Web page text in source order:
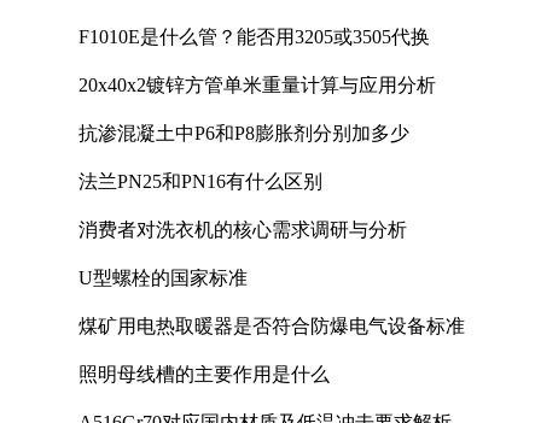
F1010E是什么管？能否用3205或3505代换
20x40x2镀锌方管单米重量计算与应用分析
抗渗混凝土中P6和P8膨胀剂分别加多少
法兰PN25和PN16有什么区别
消费者对洗衣机的核心需求调研与分析
U型螺栓的国家标准
煤矿用电热取暖器是否符合防爆电气设备标准
照明母线槽的主要作用是什么